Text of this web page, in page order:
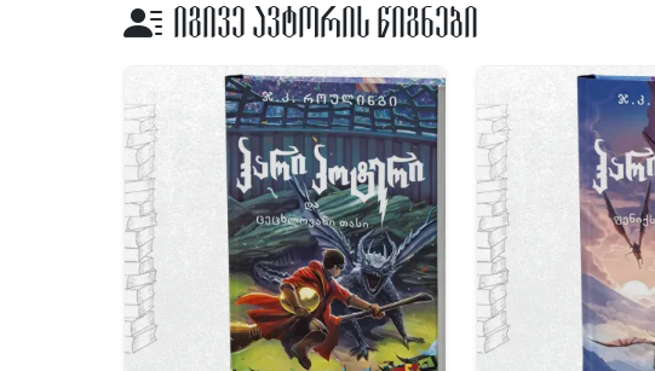
იგივე ავტორის წიგნები